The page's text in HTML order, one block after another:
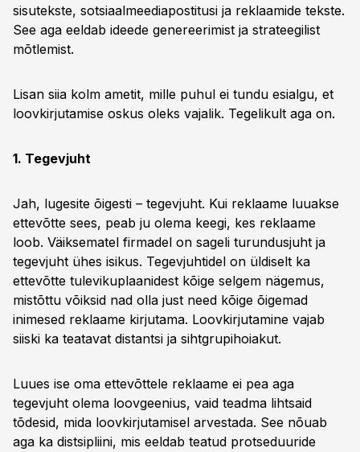
sisutekste, sotsiaalmeediapostitusi ja reklaamide tekste.
See aga eeldab ideede genereerimist ja strateegilist
mõtlemist.
Lisan siia kolm ametit, mille puhul ei tundu esialgu, et
loovkirjutamise oskus oleks vajalik. Tegelikult aga on.
1. Tegevjuht
Jah, lugesite õigesti – tegevjuht. Kui reklaame luuakse
ettevõtte sees, peab ju olema keegi, kes reklaame
loob. Väiksematel firmadel on sageli turundusjuht ja
tegevjuht ühes isikus. Tegevjuhtidel on üldiselt ka
ettevõtte tulevikuplaanidest kõige selgem nägemus,
mistõttu võiksid nad olla just need kõige õigemad
inimesed reklaame kirjutama. Loovkirjutamine vajab
siiski ka teatavat distantsi ja sihtgrupihoiakut.
Luues ise oma ettevõttele reklaame ei pea aga
tegevjuht olema loovgeenius, vaid teadma lihtsaid
tõdesid, mida loovkirjutamisel arvestada. See nõuab
aga ka distsipliini, mis eeldab teatud protseduuride